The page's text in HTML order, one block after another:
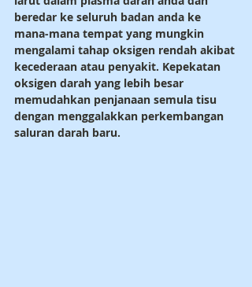
beredar ke seluruh badan anda ke
mana-mana tempat yang mungkin
mengalami tahap oksigen rendah akibat
kecederaan atau penyakit. Kepekatan
oksigen darah yang lebih besar
memudahkan penjanaan semula tisu
dengan menggalakkan perkembangan
saluran darah baru.